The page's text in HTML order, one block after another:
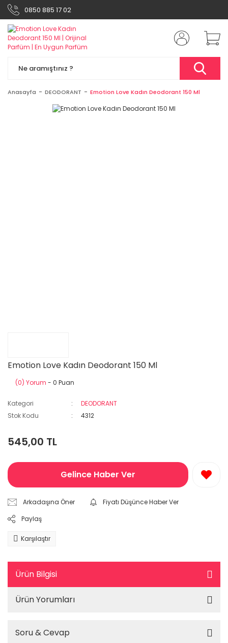
0850 885 17 02
Anasayfa DEODORANT Emotion Love Kadın Deodorant 150 Ml
Emotion Love Kadın Deodorant 150 Ml
(0) Yorum - 0 Puan
Kategori
DEODORANT
Stok Kodu
4312
545,00 TL
Gelince Haber Ver
Arkadaşına Öner
Fiyatı Düşünce Haber Ver
Paylaş
Karşılaştır
Ürün Bilgisi
Ürün Yorumları
Soru & Cevap